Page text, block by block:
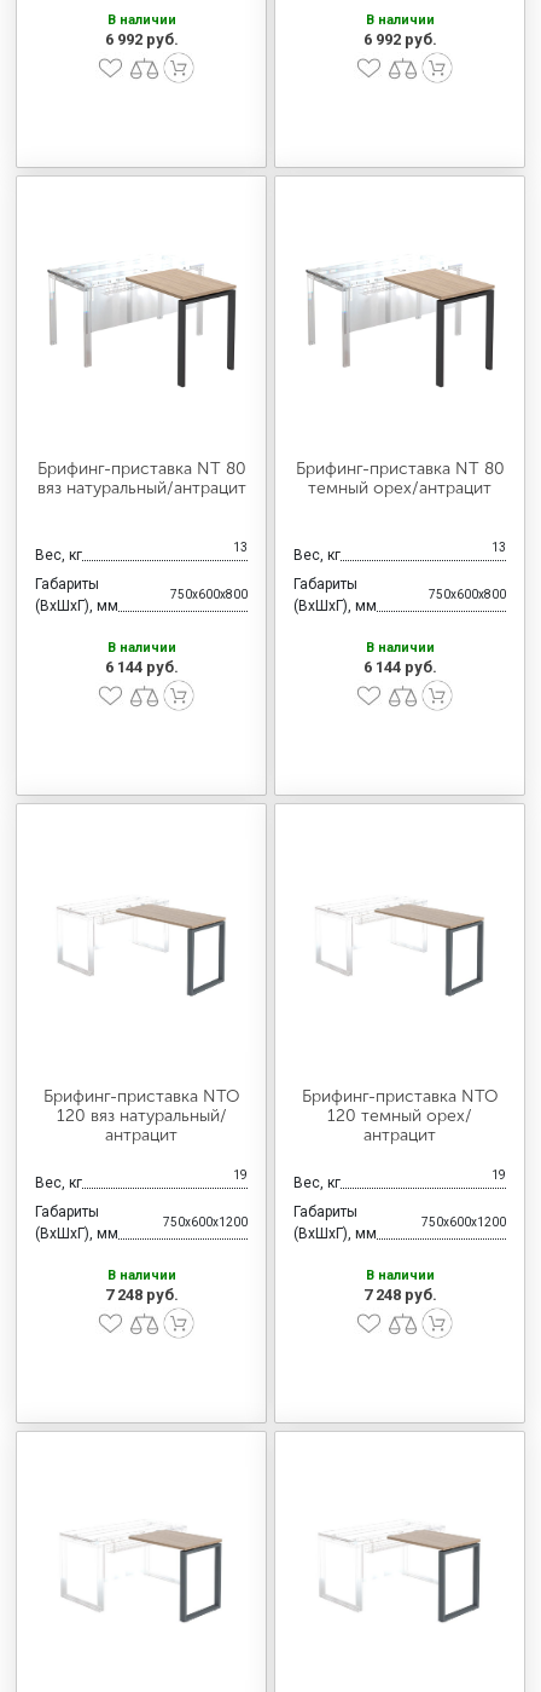
В наличии
6 992 руб.
В наличии
6 992 руб.
Брифинг-приставка NT 80
вяз натуральный/антрацит
Вес, кг 13
Габариты
(ВхШхГ), мм
750x600x800
В наличии
6 144 руб.
Брифинг-приставка NT 80
темный орех/антрацит
Вес, кг 13
Габариты
(ВхШхГ), мм
750x600x800
В наличии
6 144 руб.
Брифинг-приставка NTO
120 вяз натуральный/
антрацит
Вес, кг 19
Габариты
(ВхШхГ), мм
750x600x1200
В наличии
7 248 руб.
Брифинг-приставка NTO
120 темный орех/
антрацит
Вес, кг 19
Габариты
(ВхШхГ), мм
750x600x1200
В наличии
7 248 руб.